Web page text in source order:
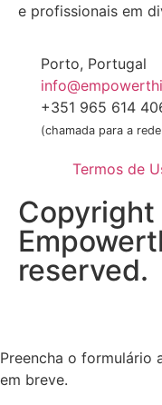
e profissionais em
Porto, Portugal
+351 965 614
(chamada para a
Termos de
reserved.
Preencha o formulário
em breve.